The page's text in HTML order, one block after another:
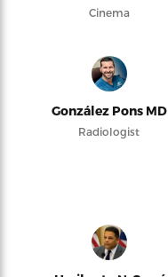
Cinema
González Pons MD
Radiologist